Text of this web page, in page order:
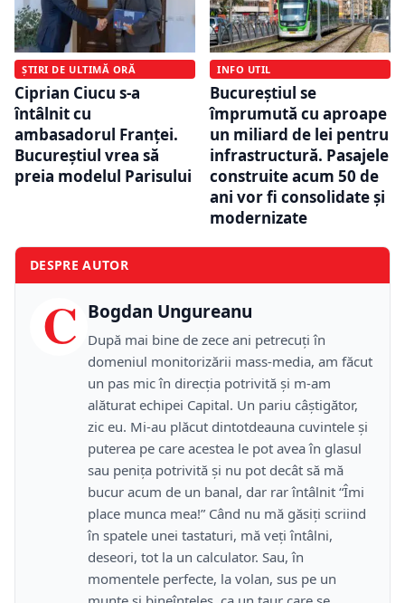
ȘTIRI DE ULTIMĂ ORĂ
Ciprian Ciucu s-a
întâlnit cu
ambasadorul Franței.
Bucureștiul vrea să
preia modelul Parisului
INFO UTIL
Bucureștiul se
împrumută cu aproape
un miliard de lei pentru
infrastructură. Pasajele
construite acum 50 de
ani vor fi consolidate și
modernizate
DESPRE AUTOR
C Bogdan Ungureanu
După mai bine de zece ani petrecuţi în
domeniul monitorizării mass-media, am făcut
un pas mic în direcţia potrivită şi m-am
alăturat echipei Capital. Un pariu câştigător,
zic eu. Mi-au plăcut dintotdeauna cuvintele şi
puterea pe care acestea le pot avea în glasul
sau peniţa potrivită şi nu pot decât să mă
bucur acum de un banal, dar rar întâlnit “Îmi
place munca mea!” Când nu mă găsiţi scriind
în spatele unei tastaturi, mă veţi întâlni,
deseori, tot la un calculator. Sau, în
momentele perfecte, la volan, sus pe un